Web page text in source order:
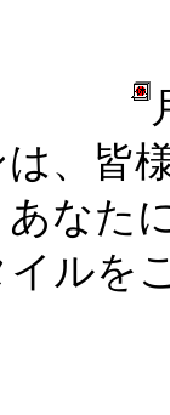
、皆
なた
ルを